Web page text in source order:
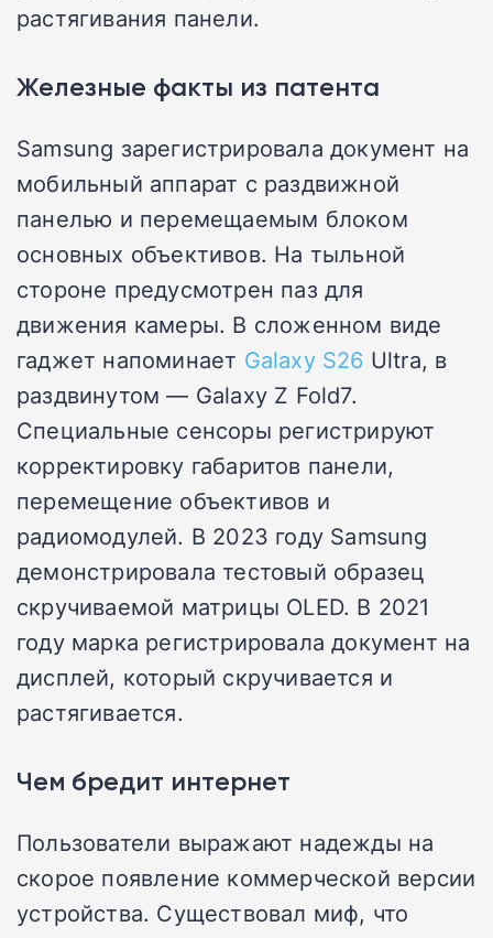
растягивания панели.
Железные факты из патента
Samsung зарегистрировала документ на
мобильный аппарат с раздвижной
панелью и перемещаемым блоком
основных объективов. На тыльной
стороне предусмотрен паз для
движения камеры. В сложенном виде
гаджет напоминает Galaxy S26 Ultra, в
раздвинутом — Galaxy Z Fold7.
Специальные сенсоры регистрируют
корректировку габаритов панели,
перемещение объективов и
радиомодулей. В 2023 году Samsung
демонстрировала тестовый образец
скручиваемой матрицы OLED. В 2021
году марка регистрировала документ на
дисплей, который скручивается и
растягивается.
Чем бредит интернет
Пользователи выражают надежды на
скорое появление коммерческой версии
устройства. Существовал миф, что